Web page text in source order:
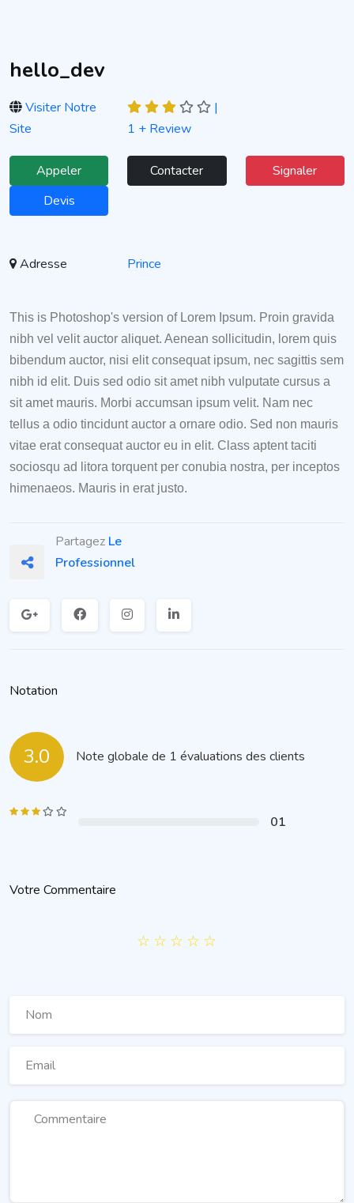
hello_dev
Visiter Notre
Site
|
1 + Review
Appeler Contacter
Signaler
Devis
Adresse Prince
This is Photoshop's version of Lorem Ipsum. Proin gravida
nibh vel velit auctor aliquet. Aenean sollicitudin, lorem quis
bibendum auctor, nisi elit consequat ipsum, nec sagittis sem
nibh id elit. Duis sed odio sit amet nibh vulputate cursus a
sit amet mauris. Morbi accumsan ipsum velit. Nam nec
tellus a odio tincidunt auctor a ornare odio. Sed non mauris
vitae erat consequat auctor eu in elit. Class aptent taciti
sociosqu ad litora torquent per conubia nostra, per inceptos
himenaeos. Mauris in erat justo.
Partagez Le
Professionnel
Notation
3.0 Note globale de 1 évaluations des clients
01
Votre Commentaire
☆
☆
☆
☆
☆